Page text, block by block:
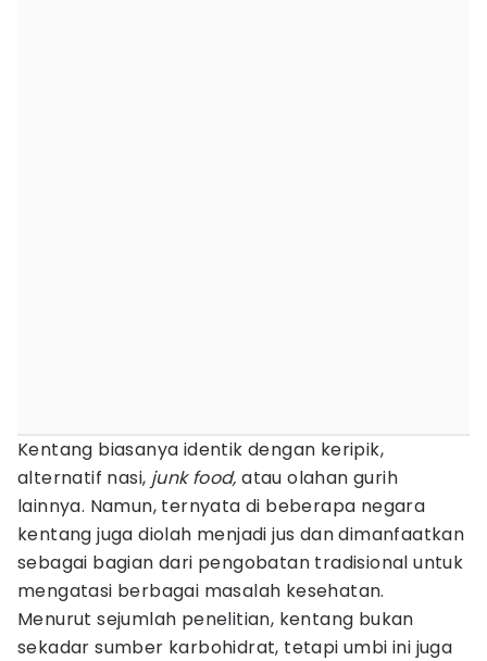
Kentang biasanya identik dengan keripik,
alternatif nasi, junk food,atau olahan gurih
lainnya. Namun, ternyata di beberapa negara
kentang juga diolah menjadi jus dan dimanfaatkan
sebagai bagian dari pengobatan tradisional untuk
mengatasi berbagai masalah kesehatan.
Menurut sejumlah penelitian, kentang bukan
sekadar sumber karbohidrat, tetapi umbi ini juga